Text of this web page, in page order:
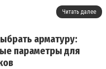
Читать далее
арматуру:
параметры для